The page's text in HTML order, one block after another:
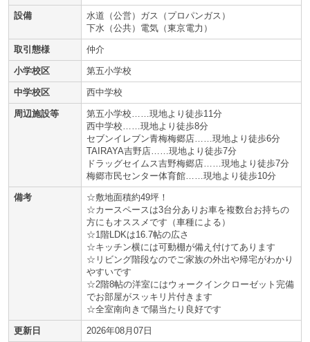
設備
水道（公営）ガス（プロパンガス）
下水（公共）電気（東京電力）
取引態様 仲介
小学校区 第五小学校
中学校区 西中学校
周辺施設等
第五小学校……現地より徒歩11分
西中学校……現地より徒歩8分
セブンイレブン青梅梅郷店……現地より徒歩6分
TAIRAYA吉野店……現地より徒歩7分
ドラッグセイムス吉野梅郷店……現地より徒歩7分
梅郷市民センター体育館……現地より徒歩10分
備考
☆敷地面積約49坪！
☆カースペースは3台分ありお車を複数台お持ちの
方にもオススメです（車種による）
☆1階LDKは16.7帖の広さ
☆キッチン横には可動棚が備え付けてあります
☆リビング階段なのでご家族の外出や帰宅がわかり
やすいです
☆2階8帖の洋室にはウォークインクローゼット完備
でお部屋がスッキリ片付きます
☆全室南向きで陽当たり良好です
更新日 2026年08月07日